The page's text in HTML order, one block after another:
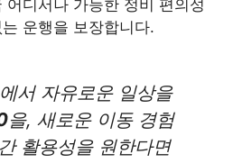
어디서나 가능한 정비 편의성
운행을 보장합니다.
서 자유로운 일상을
을, 새로운 이동 경험
활용성을 원한다면